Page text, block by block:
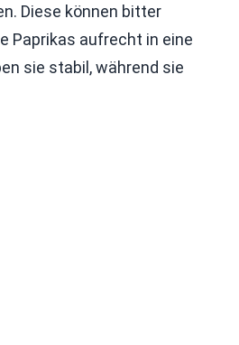
Diese können bitter
Paprikas aufrecht in eine
sie stabil, während sie